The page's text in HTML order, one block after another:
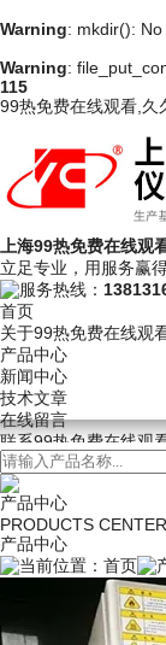
Warning: mkdir():
Warning:
115
99热免费在线观看,久
上海99热免费在线观
立足专业，用服务赢
服务热线：
首页
关于99热免费在线观
产品中心
新闻中心
技术文章
在线留言
联系99热免费在线观
产品中心
PRODUCTS CENTER
产品中心
当前位置： 首页